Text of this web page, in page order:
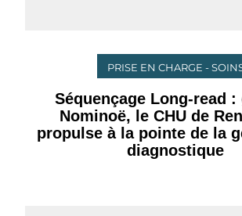
PRISE EN CHARGE -
Séquençage Long-read :
Nominoë, le CHU de
propulse à la pointe de la
diagnostique